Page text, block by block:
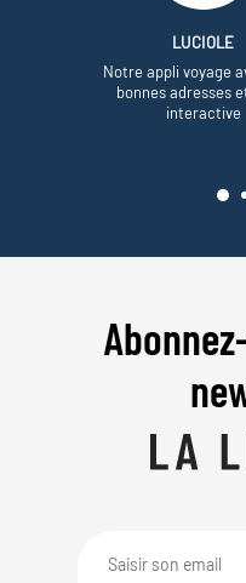
LUCIOLE
Notre appli voyage
bonnes adresses
interactive